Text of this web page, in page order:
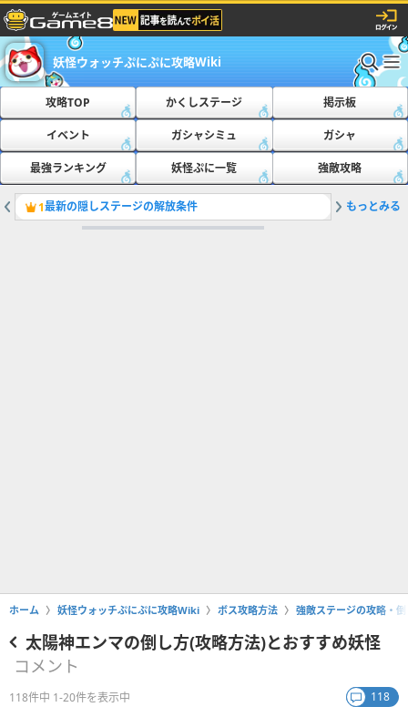
妖怪ウォッチぷにぷに攻略Wiki
攻略TOP かくしステージ 掲示板
イベント ガシャシミュ ガシャ
最強ランキング 妖怪ぷに一覧 強敵攻略
1最新の隠しステージの解放条件 2ともだ
もっとみる
ホーム 妖怪ウォッチぷにぷに攻略Wiki ボス攻略方法 強敵ステージの攻略・
太陽神エンマの倒し方(攻略方法)とおすすめ妖怪
コメント
118件中 1-20件を表示中 118